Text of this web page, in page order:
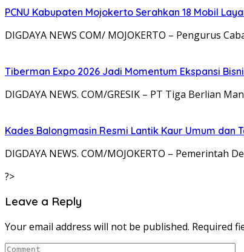
PCNU Kabupaten Mojokerto Serahkan 18 Mobil
DIGDAYA NEWS COM/ MOJOKERTO – Pengurus
Tiberman Expo 2026 Jadi Momentum Ekspansi
DIGDAYA NEWS. COM/GRESIK – PT Tiga Berlian
Kades Balongmasin Resmi Lantik Kaur Umum
DIGDAYA NEWS. COM/MOJOKERTO –
?>
Leave a Reply
Your email address will not be published. Required